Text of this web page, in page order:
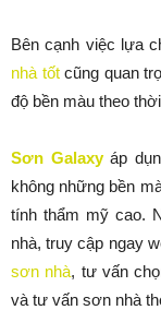
Bên cạnh việc lựa
nhà tốtcũng quan
độ bền màu theo
Sơn Galaxyáp
không những bền
tính thẩm mỹ cao.
nhà, truy cập ngay
sơn nhà, tư vấn
và tư vấn sơn nhà